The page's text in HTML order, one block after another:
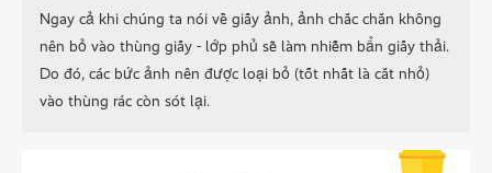
Ngay cả khi chúng ta nói về giấy ảnh, ảnh chắc chắn không
nên bỏ vào thùng giấy - lớp phủ sẽ làm nhiễm bẩn giấy thải.
Do đó, các bức ảnh nên được loại bỏ (tốt nhất là cắt nhỏ)
vào thùng rác còn sót lại.